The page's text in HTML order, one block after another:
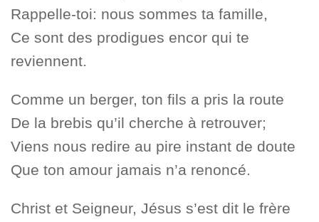
Rappelle-toi: nous sommes ta famille,
Ce sont des prodigues encor qui te
reviennent.
Comme un berger, ton fils a pris la route
De la brebis qu’il cherche à retrouver;
Viens nous redire au pire instant de doute
Que ton amour jamais n’a renoncé.
Christ et Seigneur, Jésus s’est dit le frère